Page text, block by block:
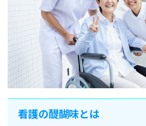
看護の醍醐味とは